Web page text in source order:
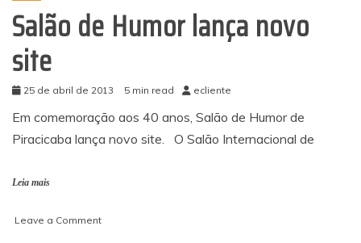
Salão de Humor lança novo
site
25 de abril de 2013 5 min read ecliente
Em comemoração aos 40 anos, Salão de Humor de
Piracicaba lança novo site. O Salão Internacional de
Leia mais
Leave a Commenton